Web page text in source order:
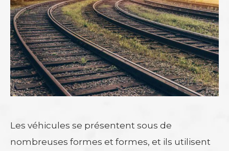
Les véhicules se présentent sous de
nombreuses formes et formes, et ils utilisent